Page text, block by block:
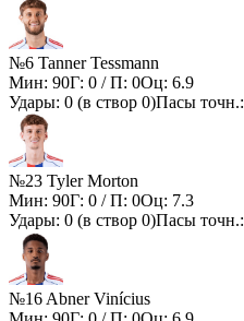
№6 Tanner Tessmann
Мин: 90Г: 0 / П: 0Оц: 6.9
Удары: 0 (в створ 0)Пасы точн.:
№23 Tyler Morton
Мин: 90Г: 0 / П: 0Оц: 7.3
Удары: 0 (в створ 0)Пасы точн.:
№16 Abner Vinícius